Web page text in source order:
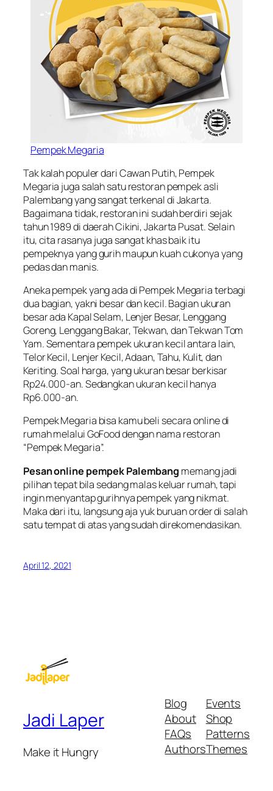
Pempek Megaria
Tak kalah populer dari Cawan Putih, Pempek
Megaria juga salah satu restoran pempek asli
Palembang yang sangat terkenal di Jakarta.
Bagaimana tidak, restoran ini sudah berdiri sejak
tahun 1989 di daerah Cikini, Jakarta Pusat. Selain
itu, cita rasanya juga sangat khas baik itu
pempeknya yang gurih maupun kuah cukonya yang
pedas dan manis.
Aneka pempek yang ada di Pempek Megaria terbagi
dua bagian, yakni besar dan kecil. Bagian ukuran
besar ada Kapal Selam, Lenjer Besar, Lenggang
Goreng, Lenggang Bakar, Tekwan, dan Tekwan Tom
Yam. Sementara pempek ukuran kecil antara lain,
Telor Kecil, Lenjer Kecil, Adaan, Tahu, Kulit, dan
Keriting. Soal harga, yang ukuran besar berkisar
Rp24.000-an. Sedangkan ukuran kecil hanya
Rp6.000-an.
Pempek Megaria bisa kamu beli secara online di
rumah melalui GoFood dengan nama restoran
“Pempek Megaria”.
Pesan online pempek Palembang memang jadi
pilihan tepat bila sedang malas keluar rumah, tapi
ingin menyantap gurihnya pempek yang nikmat.
Maka dari itu, langsung aja yuk buruan order di salah
satu tempat di atas yang sudah direkomendasikan.
April 12, 2021
Jadi Laper
Make it Hungry
Blog
About
FAQs
Authors
Events
Shop
Patterns
Themes